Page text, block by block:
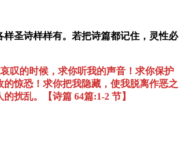
样圣诗样样有。若把诗篇都记住，灵性必
叹的时候，求你听我的声音！求你保护
的惊恐！求你把我隐藏，使我脱离作恶之
扰乱。
【诗篇 64篇:1-2 节】